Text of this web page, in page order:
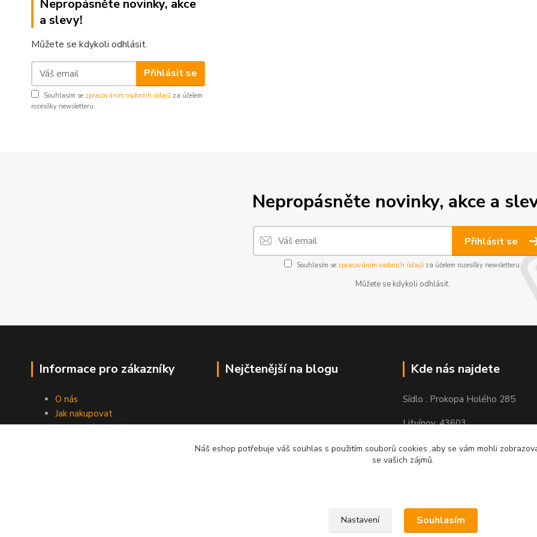
Nepropásněte novinky, akce
a slevy!
Můžete se kdykoli odhlásit.
Přihlásit se
Souhlasím se zpracováním osobních údajů za účelem
rozesílky newsletteru.
Nepropásněte novinky, akce a
Přihlásit se
Souhlasím se zpracováním osobních údajů za účelem rozesílky newsletteru.
Můžete se kdykoli odhlásit.
Informace pro zákazníky
O nás
Jak nakupovat
Obchodní podmínky
Nejčtenější na blogu Kde nás najdete
Sídlo : Prokopa Holého 285
Litvínov, 43603
Výdejní místo: Chudeřínská 109
Náš eshop potřebuje váš souhlas s použitím souborů cookies ,aby se vám mohli
se vašich zájmů.
Nastavení Souhlasím